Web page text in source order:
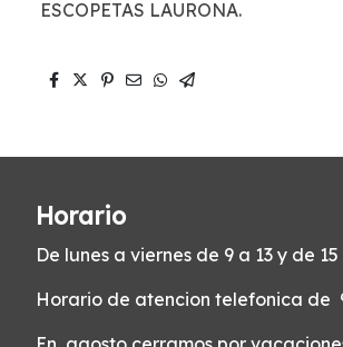
ESCOPETAS LAURONA.
Horario
De lunes a viernes de 9 a 13 y de 15
Horario de atencion telefonica de